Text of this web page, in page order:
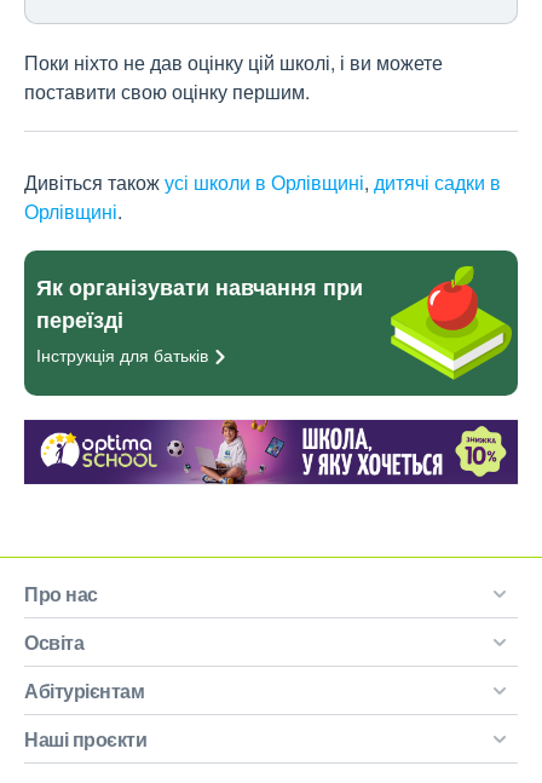
Поки ніхто не дав оцінку цій школі, і ви можете
поставити свою оцінку першим.
Дивіться такожусі школи в Орлівщині, дитячі садки в
Орлівщині.
Як організувати навчання при
переїзді
Інструкція для батьків
Про нас
Освіта
Абітурієнтам
Наші проєкти